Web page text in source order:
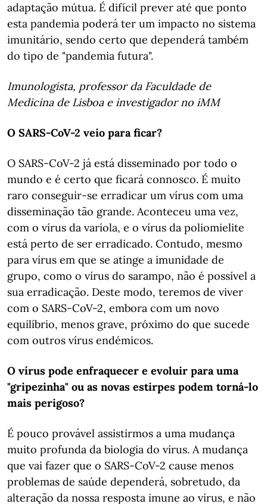
adaptação mútua. É difícil prever até que ponto
esta pandemia poderá ter um impacto no sistema
imunitário, sendo certo que dependerá também
do tipo de "pandemia futura".
Imunologista, professor da Faculdade de
Medicina de Lisboa e investigador no iMM
O SARS-CoV-2 veio para ficar?
O SARS-CoV-2 já está disseminado por todo o
mundo e é certo que ficará connosco. É muito
raro conseguir-se erradicar um vírus com uma
disseminação tão grande. Aconteceu uma vez,
com o vírus da varíola, e o vírus da poliomielite
está perto de ser erradicado. Contudo, mesmo
para vírus em que se atinge a imunidade de
grupo, como o vírus do sarampo, não é possível a
sua erradicação. Deste modo, teremos de viver
com o SARS-CoV-2, embora com um novo
equilíbrio, menos grave, próximo do que sucede
com outros vírus endémicos.
O vírus pode enfraquecer e evoluir para uma
"gripezinha" ou as novas estirpes podem torná-lo
mais perigoso?
É pouco provável assistirmos a uma mudança
muito profunda da biologia do vírus. A mudança
que vai fazer que o SARS-CoV-2 cause menos
problemas de saúde dependerá, sobretudo, da
alteração da nossa resposta imune ao vírus, e não